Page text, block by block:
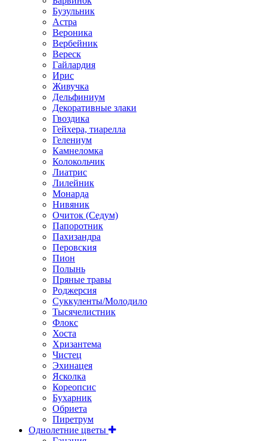
Бузульник
Астра
Вероника
Вербейник
Вереск
Гайлардия
Ирис
Живучка
Дельфиниум
Декоративные злаки
Гвоздика
Гейхера, тиарелла
Гелениум
Камнеломка
Колокольчик
Лиатрис
Лилейник
Монарда
Нивяник
Очиток (Седум)
Папоротник
Пахизандра
Перовския
Пион
Полынь
Пряные травы
Роджерсия
Суккуленты/Молодило
Тысячелистник
Флокс
Хоста
Хризантема
Чистец
Эхинацея
Ясколка
Кореопсис
Бухарник
Обриета
Пиретрум
Однолетние цветы